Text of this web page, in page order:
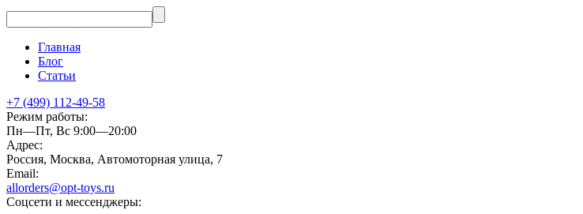
Главная
Блог
Статьи
+7 (499) 112-49-58
Режим работы:
Пн—Пт, Вс 9:00—20:00
Адрес:
Россия, Москва, Автомоторная улица, 7
Email:
allorders@opt-toys.ru
Соцсети и мессенджеры: